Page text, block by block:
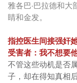
雅各巴·巴拉德和
睛和金发。
指控医生间接强奸
受害者：我不想要
不管这些动机是否
子，却在得知真相